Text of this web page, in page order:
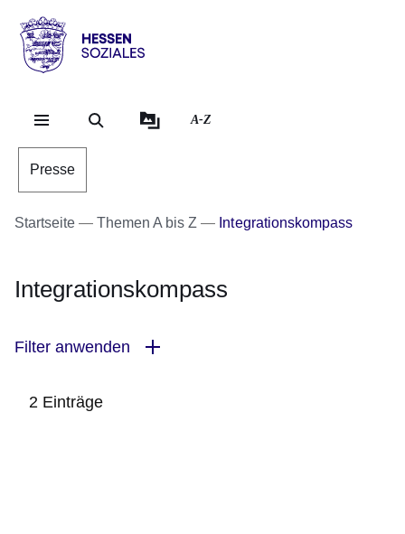
Hessen
Sozial
A-Z
Presse
Startseite Themen A bis Z Integrationskompass
Integrationskompass
Filter anwenden
2 Einträge